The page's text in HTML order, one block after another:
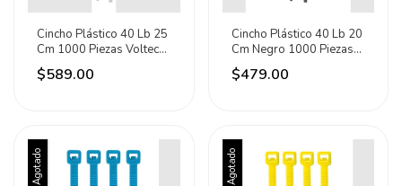
Cincho Plástico 40 Lb 25
Cm 1000 Piezas Volteck
47462 Blanco
$589.00
Cincho Plástico 40 Lb 20
Cm Negro 1000 Piezas
Volteck 47469
$479.00
Agotado Agotado